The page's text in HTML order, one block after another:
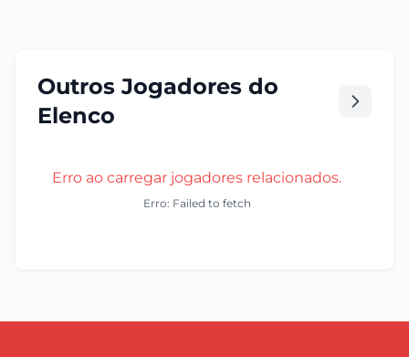
Outros Jogadores do
Elenco
Erro ao carregar jogadores relacionados.
Erro: Failed to fetch